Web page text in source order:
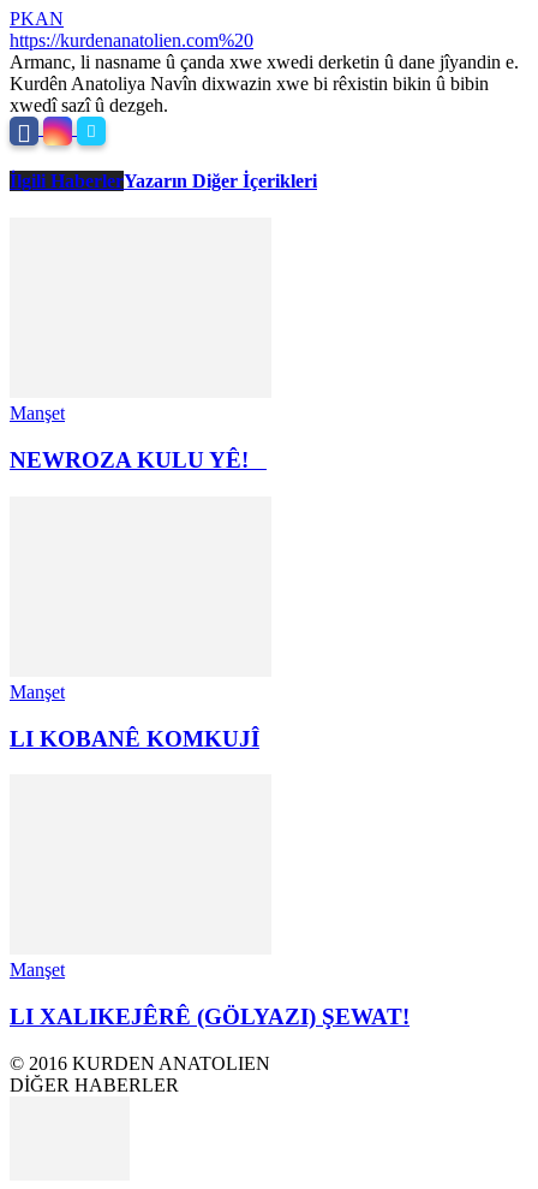
PKAN
https://kurdenanatolien.com%20
Armanc, li nasname û çanda xwe xwedi derketin û dane jîyandin e.
Kurdên Anatoliya Navîn dixwazin xwe bi rêxistin bikin û bibin
xwedî sazî û dezgeh.
İlgili HaberlerYazarın Diğer İçerikleri
Manşet
NEWROZA KULU YÊ!
Manşet
LI KOBANÊ KOMKUJÎ
Manşet
LI XALIKEJÊRÊ (GÖLYAZI) ŞEWAT!
© 2016 KURDEN ANATOLIEN
DİĞER HABERLER